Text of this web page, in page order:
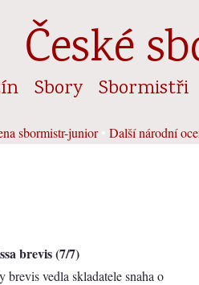
České
Sbory Sbormistři
sbormistr-junior• Další národní
brevis (7/7)
vedla skladatele snaha o